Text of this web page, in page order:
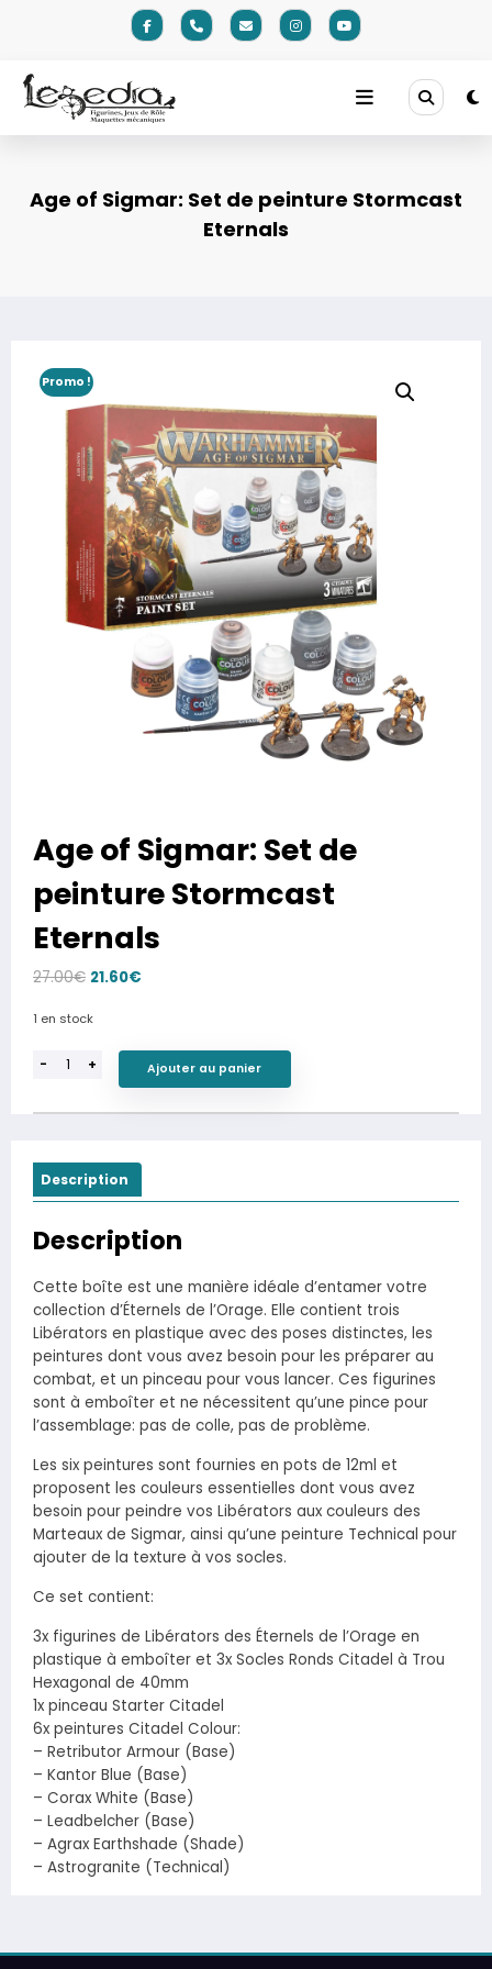
Age of Sigmar: Set de peinture Stormcast
Eternals
Promo !
Age of Sigmar: Set de
peinture Stormcast
Eternals
27.00€ Le
initial
était :
27.00€.
21.60€
est :
21.60€.
1 en stock
- + Ajouter au panier
Description
Description
Cette boîte est une manière idéale d’entamer votre
collection d’Éternels de l’Orage. Elle contient trois
Libérators en plastique avec des poses distinctes, les
peintures dont vous avez besoin pour les préparer au
combat, et un pinceau pour vous lancer. Ces figurines
sont à emboîter et ne nécessitent qu’une pince pour
l’assemblage: pas de colle, pas de problème.
Les six peintures sont fournies en pots de 12ml et
proposent les couleurs essentielles dont vous avez
besoin pour peindre vos Libérators aux couleurs des
Marteaux de Sigmar, ainsi qu’une peinture Technical pour
ajouter de la texture à vos socles.
Ce set contient:
3x figurines de Libérators des Éternels de l’Orage en
plastique à emboîter et 3x Socles Ronds Citadel à Trou
Hexagonal de 40mm
1x pinceau Starter Citadel
6x peintures Citadel Colour:
– Retributor Armour (Base)
– Kantor Blue (Base)
– Corax White (Base)
– Leadbelcher (Base)
– Agrax Earthshade (Shade)
– Astrogranite (Technical)